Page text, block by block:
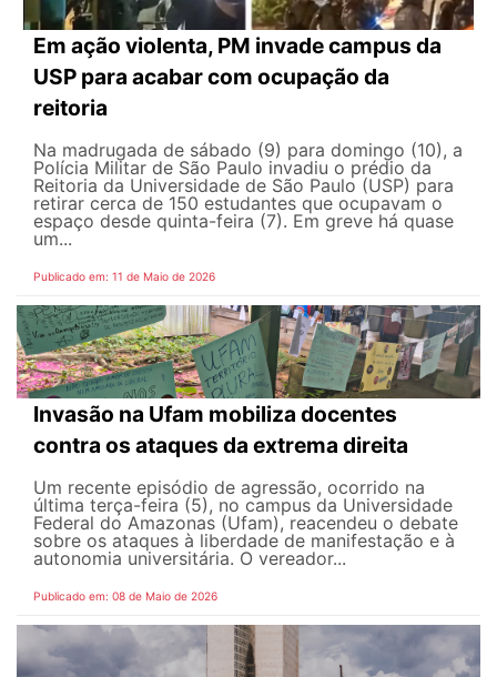
Em ação violenta, PM invade campus da
USP para acabar com ocupação da
reitoria
Na madrugada de sábado (9) para domingo (10), a
Polícia Militar de São Paulo invadiu o prédio da
Reitoria da Universidade de São Paulo (USP) para
retirar cerca de 150 estudantes que ocupavam o
espaço desde quinta-feira (7). Em greve há quase
um...
Publicado em: 11 de Maio de 2026
Invasão na Ufam mobiliza docentes
contra os ataques da extrema direita
Um recente episódio de agressão, ocorrido na
última terça-feira (5), no campus da Universidade
Federal do Amazonas (Ufam), reacendeu o debate
sobre os ataques à liberdade de manifestação e à
autonomia universitária. O vereador...
Publicado em: 08 de Maio de 2026